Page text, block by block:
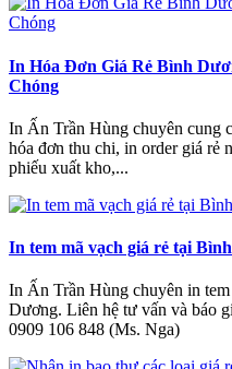
In Hóa Đơn Giá Rẻ Bình
Chóng
In Ấn Trần Hùng chuyên cung
hóa đơn thu chi, in order giá rẻ
phiếu xuất kho,...
In tem mã vạch giá rẻ tại
In Ấn Trần Hùng chuyên in
Dương. Liên hệ tư vấn và báo
0909 106 848 (Ms. Nga)